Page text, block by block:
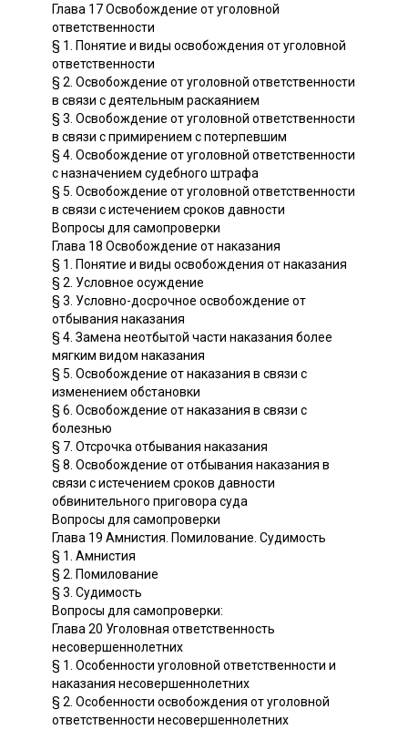
Глава 17 Освобождение от уголовной
ответственности
§ 1. Понятие и виды освобождения от уголовной
ответственности
§ 2. Освобождение от уголовной ответственности
в связи с деятельным раскаянием
§ 3. Освобождение от уголовной ответственности
в связи с примирением с потерпевшим
§ 4. Освобождение от уголовной ответственности
с назначением судебного штрафа
§ 5. Освобождение от уголовной ответственности
в связи с истечением сроков давности
Вопросы для самопроверки
Глава 18 Освобождение от наказания
§ 1. Понятие и виды освобождения от наказания
§ 2. Условное осуждение
§ 3. Условно-досрочное освобождение от
отбывания наказания
§ 4. Замена неотбытой части наказания более
мягким видом наказания
§ 5. Освобождение от наказания в связи с
изменением обстановки
§ 6. Освобождение от наказания в связи с
болезнью
§ 7. Отсрочка отбывания наказания
§ 8. Освобождение от отбывания наказания в
связи с истечением сроков давности
обвинительного приговора суда
Вопросы для самопроверки
Глава 19 Амнистия. Помилование. Судимость
§ 1. Амнистия
§ 2. Помилование
§ 3. Судимость
Вопросы для самопроверки:
Глава 20 Уголовная ответственность
несовершеннолетних
§ 1. Особенности уголовной ответственности и
наказания несовершеннолетних
§ 2. Особенности освобождения от уголовной
ответственности несовершеннолетних